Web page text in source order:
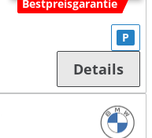
Bestpreisgarantie
P
Details